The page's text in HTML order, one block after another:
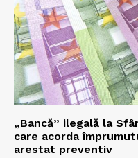
„Bancă” ilegală la
care acorda
arestat preventiv